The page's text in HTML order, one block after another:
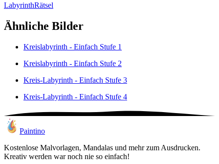
LabyrinthRätsel
Ähnliche Bilder
Kreislabyrinth - Einfach Stufe 1
Kreislabyrinth - Einfach Stufe 2
Kreis-Labyrinth - Einfach Stufe 3
Kreis-Labyrinth - Einfach Stufe 4
Paintino
Kostenlose Malvorlagen, Mandalas und mehr zum Ausdrucken.
Kreativ werden war noch nie so einfach!